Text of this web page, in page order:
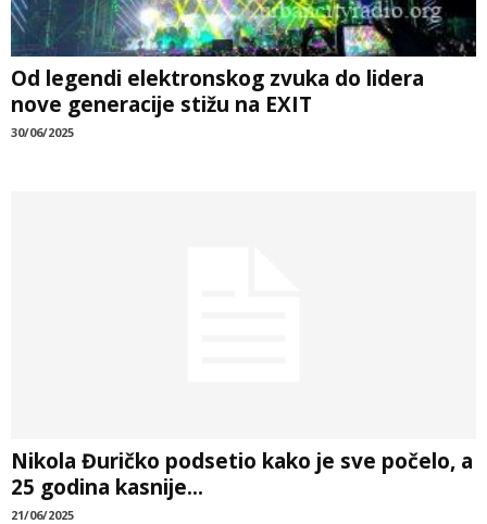
Od legendi elektronskog zvuka do lidera
nove generacije stižu na EXIT
30/06/2025
Nikola Đuričko podsetio kako je sve počelo, a
25 godina kasnije...
21/06/2025